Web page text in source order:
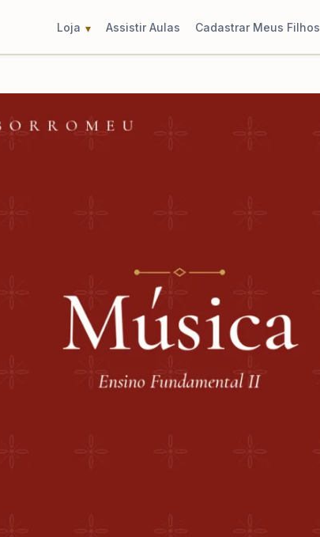
Loja Assistir Aulas Cadastrar Meus Filhos